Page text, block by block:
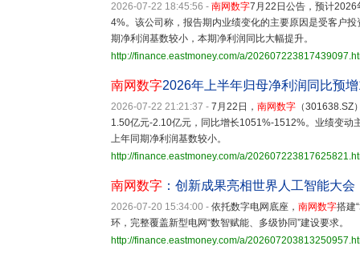
2026-07-22 18:45:56 - 南网数字7月22日公告，预计
4%。该公司称，报告期内业绩变化的主要原因是受客户
期净利润基数较小，本期净利润同比大幅提升。
http://finance.eastmoney.com/a/
南网数字2026年上半年归母净利润同比预
2026-07-22 21:21:37 - 7月22日， 南网数字 （
1.50亿元-2.10亿元，同比增长1051%-1512%。业绩变动
上年同期净利润基数较小。
http://finance.eastmoney.com/a/
南网数字 ：创新成果亮相世界人工智能大会
2026-07-20 15:34:00 - 依托数字电网底座， 南网数字搭建
环，完整覆盖新型电网“数智赋能、多级协同”建设要求。
http://finance.eastmoney.com/a/